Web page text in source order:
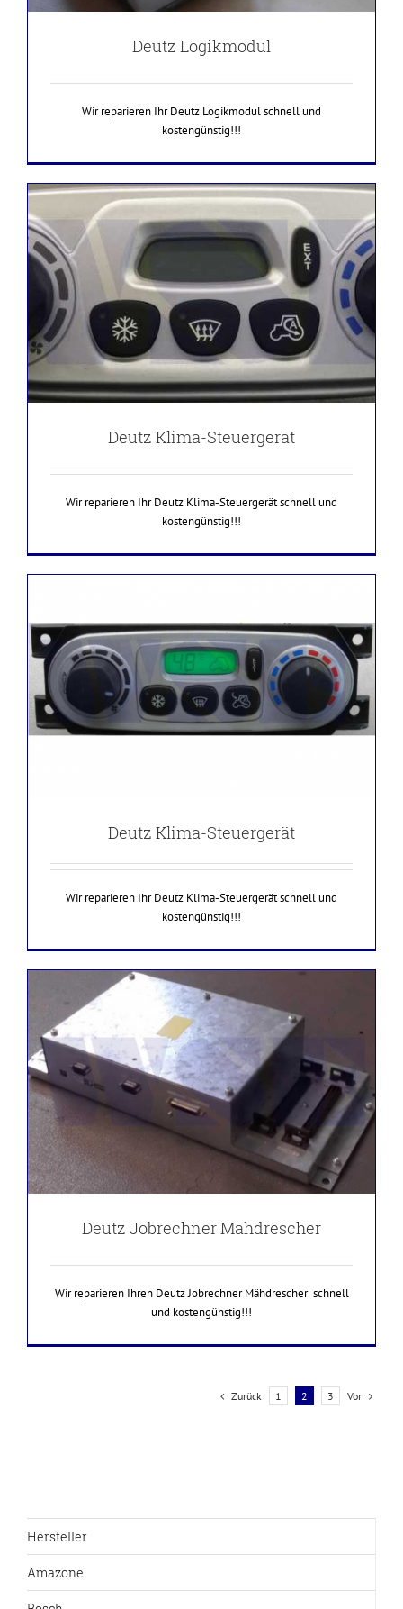
Deutz Logikmodul
Wir reparieren Ihr Deutz Logikmodul schnell und
kostengünstig!!!
Deutz Klima-Steuergerät
Wir reparieren Ihr Deutz Klima-Steuergerät schnell und
kostengünstig!!!
Deutz Klima-Steuergerät
Wir reparieren Ihr Deutz Klima-Steuergerät schnell und
kostengünstig!!!
Deutz Jobrechner Mähdrescher
Wir reparieren Ihren Deutz Jobrechner Mähdrescher schnell
und kostengünstig!!!
Zurück 1 2 3 Vor
Hersteller
Amazone